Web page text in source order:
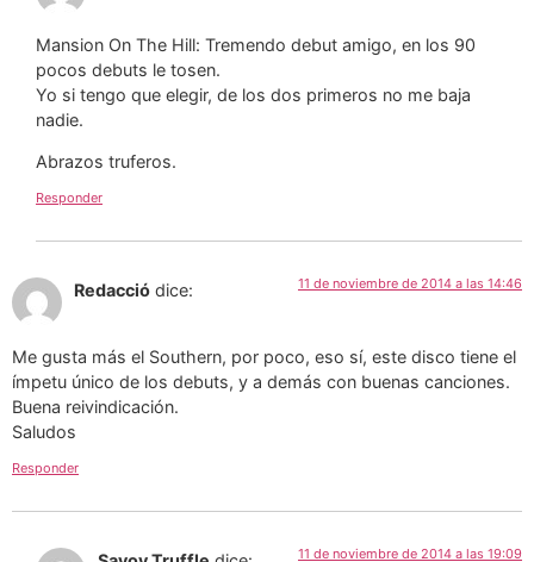
Mansion On The Hill: Tremendo debut amigo, en los 90
pocos debuts le tosen.
Yo si tengo que elegir, de los dos primeros no me baja
nadie.
Abrazos truferos.
Responder
Redacció dice: 11 de noviembre de 2014 a las 14:46
Me gusta más el Southern, por poco, eso sí, este disco tiene el
ímpetu único de los debuts, y a demás con buenas canciones.
Buena reivindicación.
Saludos
Responder
11 de noviembre de 2014 a las 19:09